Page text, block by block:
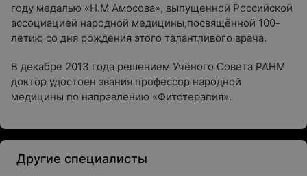
году медалью «Н.М Амосова», выпущенной Российской
ассоциацией народной медицины,посвящённой 100-
летию со дня рождения этого талантливого врача.
В декабре 2013 года решением Учёного Совета РАНМ
доктор удостоен звания профессор народной
медицины по направлению «Фитотерапия».
Другие специалисты